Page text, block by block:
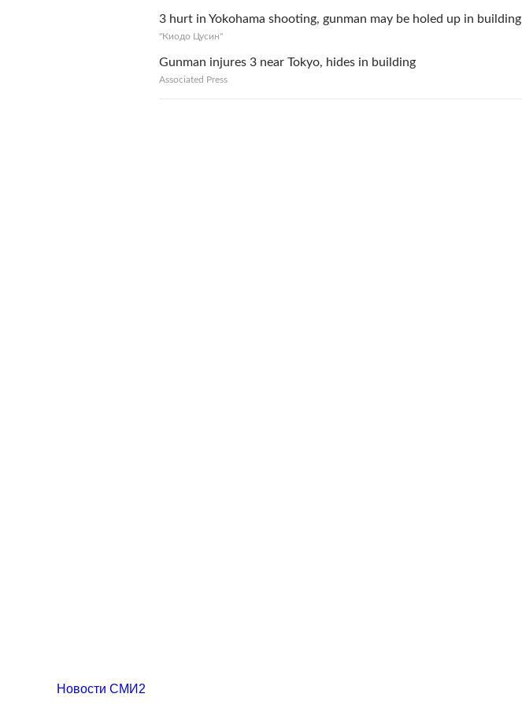
3 hurt in Yokohama shooting, gunman may be holed up in building
"Киодо Цусин"
Gunman injures 3 near Tokyo, hides in building
Associated Press
Новости СМИ2